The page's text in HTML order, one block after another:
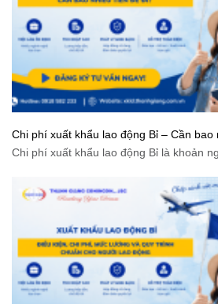
Chi phí xuất khẩu lao động Bỉ – Cần bao
Chi phí xuất khẩu lao động Bỉ là khoản